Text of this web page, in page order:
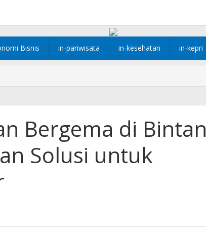
Bisnis in-pariwisata in-kesehatan in-kepri
Bergema di Bintan
Solusi untuk